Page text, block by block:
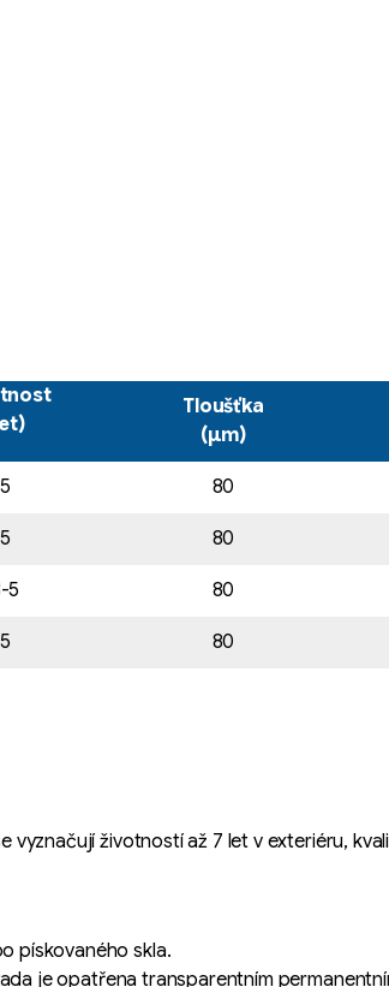
Tloušťka
(µm)
5 80
5 80
5 80
5 80
životností až 7 let v exteriéru,
pískovaného skla.
je opatřena transparentním